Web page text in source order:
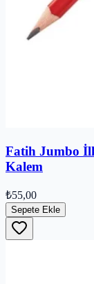
Fatih Jumbo
Kalem
₺55,00
Sepete Ekle